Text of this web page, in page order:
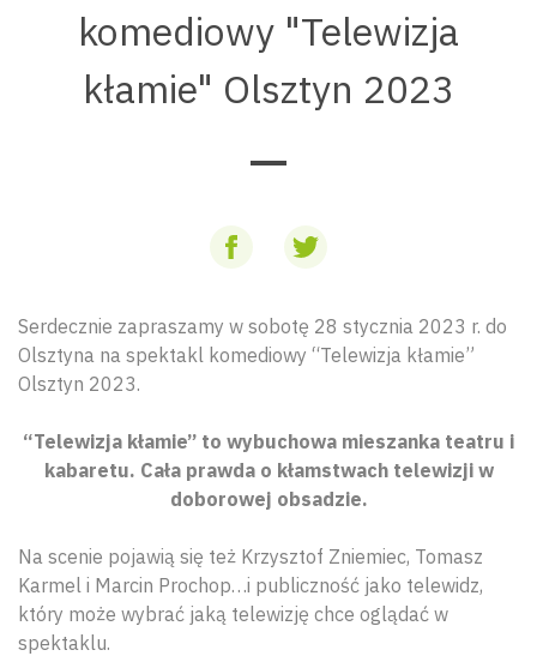
komediowy "Telewizja
kłamie" Olsztyn 2023
Serdecznie zapraszamy w sobotę 28 stycznia 2023 r. do
Olsztyna na spektakl komediowy “Telewizja kłamie”
Olsztyn 2023.
“Telewizja kłamie” to wybuchowa mieszanka teatru i
kabaretu. Cała prawda o kłamstwach telewizji w
doborowej obsadzie.
Na scenie pojawią się też Krzysztof Zniemiec, Tomasz
Karmel i Marcin Prochop…i publiczność jako telewidz,
który może wybrać jaką telewizję chce oglądać w
spektaklu.